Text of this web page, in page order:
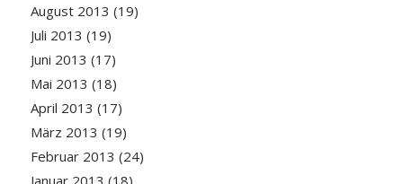
August 2013 (19)
Juli 2013 (19)
Juni 2013 (17)
Mai 2013 (18)
April 2013 (17)
März 2013 (19)
Februar 2013 (24)
Januar 2013 (18)